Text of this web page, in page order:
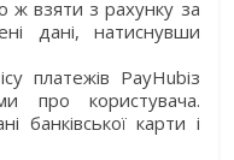
ж взяти з рахунку за
дані, натиснувши
платежів PayHubіз
про користувача.
банківської карти і